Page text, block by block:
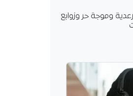
وموجة حر وزوابع